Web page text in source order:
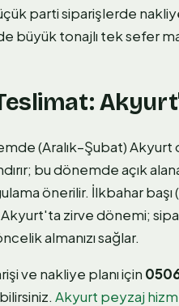
parti siparişlerde
büyük tonajlı tek sefer
(Aralık–Şubat)
bu dönemde açık
önerilir. İlkbahar
Akyurt'ta zirve dönemi;
almanızı sağlar.
ve nakliye planı için
Akyurt peyzaj